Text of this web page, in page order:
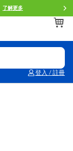
了解更多
登入 / 註冊